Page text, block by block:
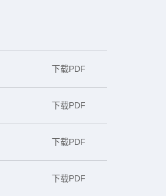
下载PDF
下载PDF
下载PDF
下载PDF